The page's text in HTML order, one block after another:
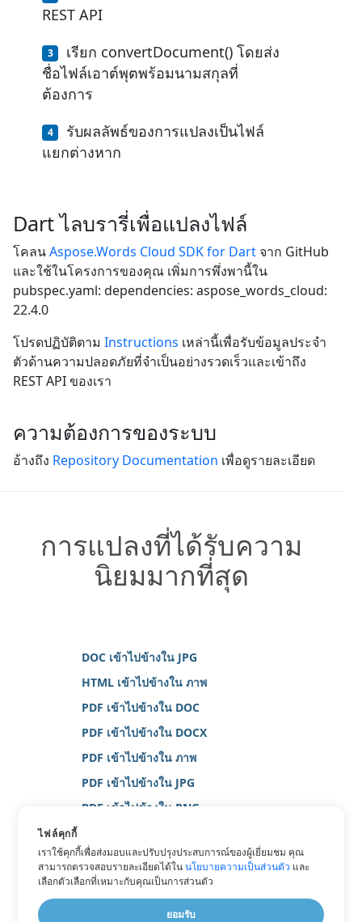
REST API
เรียก convertDocument() โดยส่ง
ชื่อไฟล์เอาต์พุตพร้อมนามสกุลที่
ต้องการ
รับผลลัพธ์ของการแปลงเป็นไฟล์
แยกต่างหาก
Dart ไลบรารี่เพื่อแปลงไฟล์
โคลนAspose.Words Cloud SDK for Dart จาก GitHub
และใช้ในโครงการของคุณ เพิ่มการพึ่งพานี้ใน
pubspec.yaml: dependencies: aspose_words_cloud:
22.4.0
โปรดปฏิบัติตาม Instructions เหล่านี้เพื่อรับข้อมูลประจำ
ตัวด้านความปลอดภัยที่จำเป็นอย่างรวดเร็วและเข้าถึง
REST API ของเรา
ความต้องการของระบบ
อ้างถึง Repository Documentation เพื่อดูรายละเอียด
การแปลงที่ได้รับความ
นิยมมากที่สุด
DOC เข้าไปข้างใน JPG
HTML เข้าไปข้างใน ภาพ
PDF เข้าไปข้างใน DOC
PDF เข้าไปข้างใน DOCX
PDF เข้าไปข้างใน ภาพ
PDF เข้าไปข้างใน JPG
PDF เข้าไปข้างใน PNG
PDF เข้าไปข้างใน XPS
TEXT เข้าไปข้างใน PNG
WORD เข้าไปข้างใน JPG
ไฟล์คุกกี้
เราใช้คุกกี้เพื่อส่งมอบและปรับปรุงประสบการณ์ของผู้เยี่ยมชม คุณ
สามารถตรวจสอบรายละเอียดได้ในนโยบายความเป็นส่วนตัว และ
เลือกตัวเลือกที่เหมาะกับคุณเป็นการส่วนตัว
ยอมรับ